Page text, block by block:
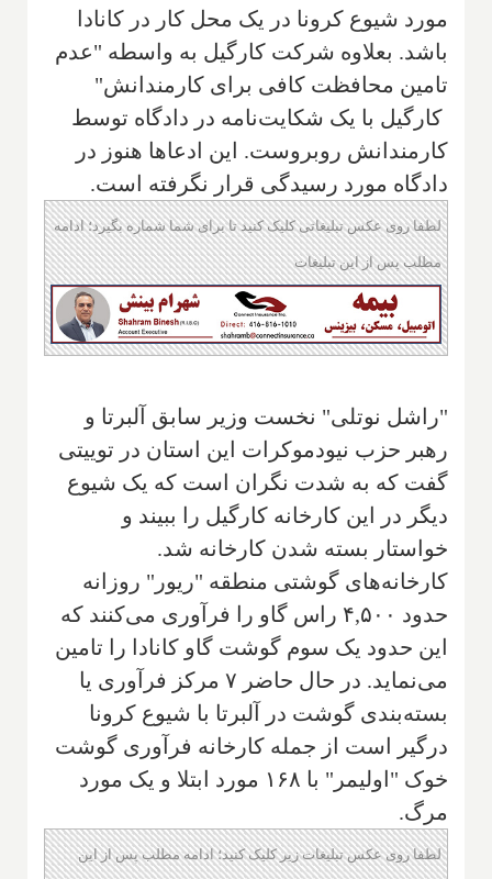
مورد شیوع کرونا در یک محل کار در کانادا
باشد. بعلاوه شرکت کارگیل به واسطه "عدم
تامین محافظت کافی برای کارمندانش"
کارگیل با یک شکایت‌نامه در دادگاه توسط
کارمندانش روبروست. این ادعاها هنوز در
دادگاه مورد رسیدگی قرار نگرفته است.
لطفا روی عکس تبلیغاتی کلیک کنید تا برای شما شماره بگیرد؛ ادامه
مطلب پس از این تبلیغات
"راشل نوتلی" نخست وزیر سابق آلبرتا و
رهبر حزب نیودموکرات این استان در توییتی
گفت که به شدت نگران است که یک شیوع
دیگر در این کارخانه کارگیل را ببیند و
خواستار بسته شدن کارخانه شد.
کارخانه‌های گوشتی منطقه "ریور" روزانه
حدود ۴,۵۰۰ راس گاو را فرآوری می‌کنند که
این حدود یک سوم گوشت گاو کانادا را تامین
می‌نماید. در حال حاضر ۷ مرکز فرآوری یا
بسته‌بندی گوشت در آلبرتا با شیوع کرونا
درگیر است از جمله کارخانه فرآوری گوشت
خوک "اولیمر" با ۱۶۸ مورد ابتلا و یک مورد
مرگ.
لطفا روی عکس تبلیغات زیر کلیک کنید؛ ادامه مطلب پس از این